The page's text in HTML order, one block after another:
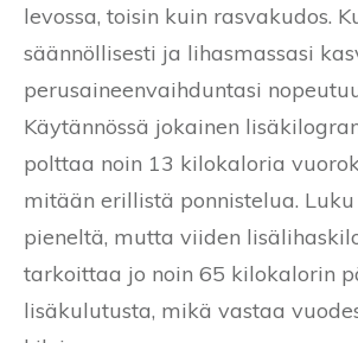
levossa, toisin kuin rasvakudos.
säännöllisesti ja lihasmassasi
perusaineenvaihduntasi
Käytännössä jokainen
polttaa noin 13 kilokaloria
mitään erillistä ponnistelua.
pieneltä, mutta viiden
tarkoittaa jo noin 65 kilokalorin
lisäkulutusta, mikä vastaa